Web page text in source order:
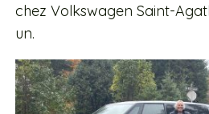
chez Volkswagen Saint-
un.